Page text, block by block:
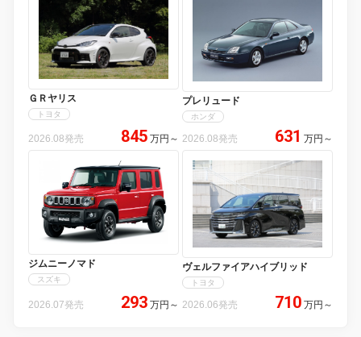
ＧＲヤリス
トヨタ
2026.08発売 845 万円 ～
プレリュード
ホンダ
2026.08発売 631 万円 ～
ジムニーノマド
スズキ
2026.07発売 293 万円 ～
ヴェルファイアハイブリッド
トヨタ
2026.06発売 710 万円 ～